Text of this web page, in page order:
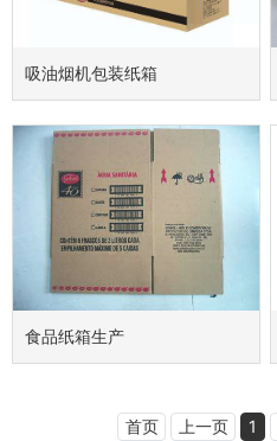
吸油烟机包装纸箱
食品纸箱生产
首页 上一页 1